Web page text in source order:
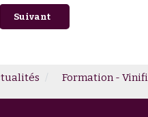
: Prochaines soutenances de
Article suivant : Formation -
Suivant
Formation -